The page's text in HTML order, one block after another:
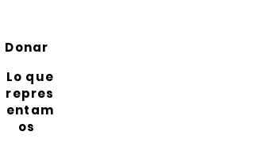
Donar
Lo que
repres
entam
os